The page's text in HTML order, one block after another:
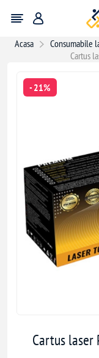
Acasa Consumabile
Cartus
- 21%
Cartus laser